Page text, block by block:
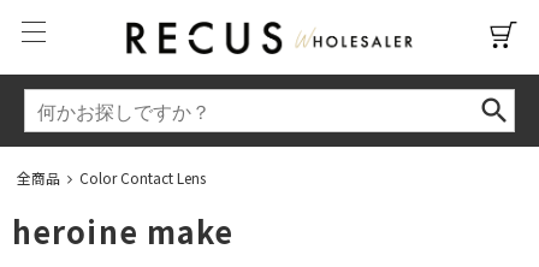
全商品 Color Contact Lens
heroine make